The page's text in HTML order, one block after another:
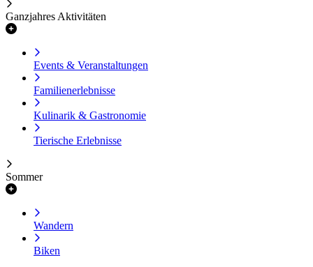
Ganzjahres Aktivitäten
Events & Veranstaltungen
Familienerlebnisse
Kulinarik & Gastronomie
Tierische Erlebnisse
Sommer
Wandern
Biken